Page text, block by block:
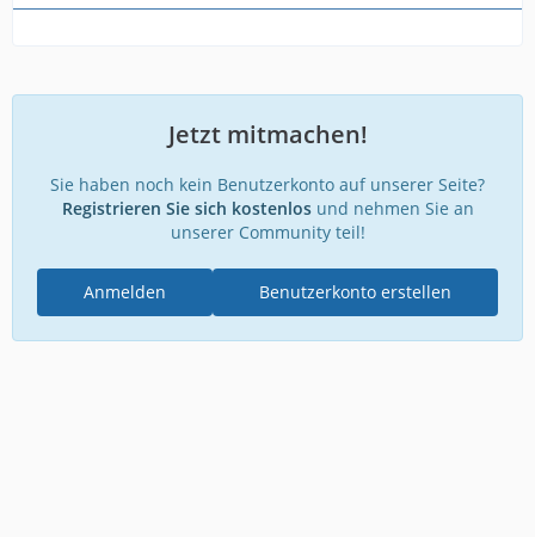
Jetzt mitmachen!
Sie haben noch kein Benutzerkonto auf unserer Seite?
Registrieren Sie sich kostenlosund nehmen Sie an
unserer Community teil!
Benutzerkonto erstellen
Anmelden